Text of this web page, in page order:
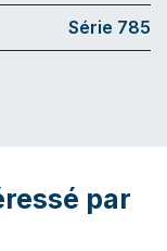
Série 785
par